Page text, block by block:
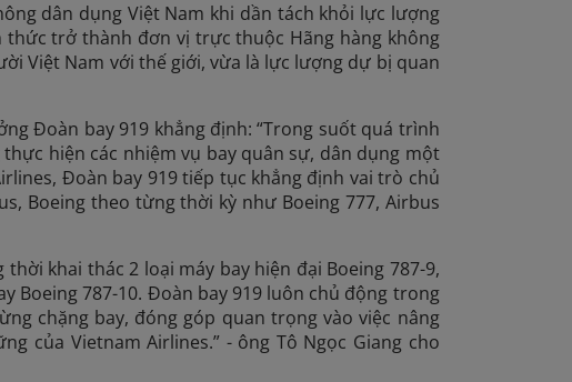
dân dụng Việt Nam khi dần tách khỏi lực lượng
thức trở thành đơn vị trực thuộc Hãng hàng không
Việt Nam với thế giới, vừa là lực lượng dự bị quan
Đoàn bay 919 khẳng định: “Trong suốt quá trình
hiện các nhiệm vụ bay quân sự, dân dụng một
Đoàn bay 919 tiếp tục khẳng định vai trò chủ
Boeing theo từng thời kỳ như Boeing 777, Airbus
khai thác 2 loại máy bay hiện đại Boeing 787-9,
Boeing 787-10. Đoàn bay 919 luôn chủ động trong
chặng bay, đóng góp quan trọng vào việc nâng
của Vietnam Airlines.” - ông Tô Ngọc Giang cho